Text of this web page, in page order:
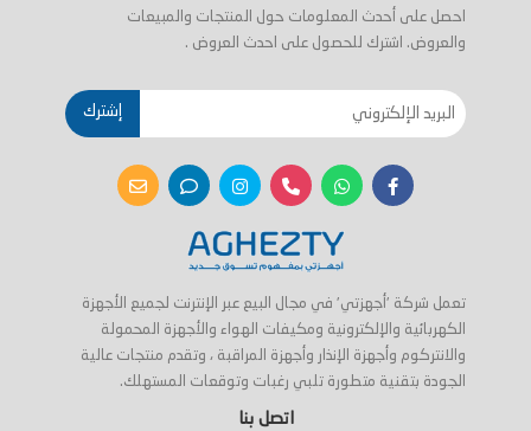
احصل على أحدث المعلومات حول المنتجات والمبيعات
والعروض. اشترك للحصول على احدث العروض .
إشترك
تعمل شركة 'أجهزتي' في مجال البيع عبر الإنترنت لجميع الأجهزة
الكهربائية والإلكترونية ومكيفات الهواء والأجهزة المحمولة
والانتركوم وأجهزة الإنذار وأجهزة المراقبة ، وتقدم منتجات عالية
الجودة بتقنية متطورة تلبي رغبات وتوقعات المستهلك.
اتصل بنا